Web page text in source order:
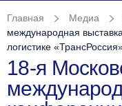
Главная Медиа
международная
логистике
18-я